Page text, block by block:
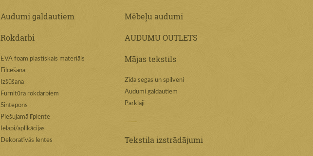
Audumi galdautiem
Rokdarbi
EVA foam plastiskais materiāls
Filcēšana
Izšūšana
Furnitūra rokdarbiem
Sintepons
Piešujamā līplente
Ielapi/aplikācijas
Dekoratīvās lentes
Mēbeļu audumi
AUDUMU OUTLETS
Mājas tekstils
Zīda segas un spilveni
Audumi galdautiem
Parklāji
Tekstila izstrādājumi